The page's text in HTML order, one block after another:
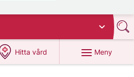
Hitta vård
på 1177.se
Meny